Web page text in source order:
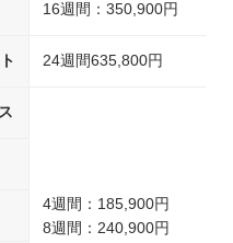
16週間：350,900円
24週間635,800円
4週間：185,900円
8週間：240,900円